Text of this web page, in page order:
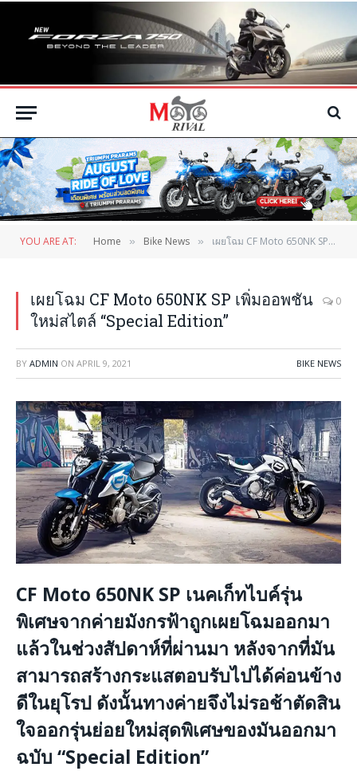
YOU ARE AT: Home » Bike News » เผยโฉม CF Moto 650NK SP เพิ่มออพชันใหม่สไตล์ “Special Edition”
เผยโฉม CF Moto 650NK SP เพิ่มออพชัน
ใหม่สไตล์ “Special Edition”
0
BY ADMIN ON APRIL 9, 2021 BIKE NEWS
CF Moto 650NK SP เนคเก็ทไบค์รุ่น
พิเศษจากค่ายมังกรฟ้าถูกเผยโฉมออกมา
แล้วในช่วงสัปดาห์ที่ผ่านมา หลังจากที่มัน
สามารถสร้างกระแสตอบรับไปได้ค่อนข้าง
ดีในยุโรป ดังนั้นทางค่ายจึงไม่รอช้าตัดสิน
ใจออกรุ่นย่อยใหม่สุดพิเศษของมันออกมา
ฉบับ “Special Edition”